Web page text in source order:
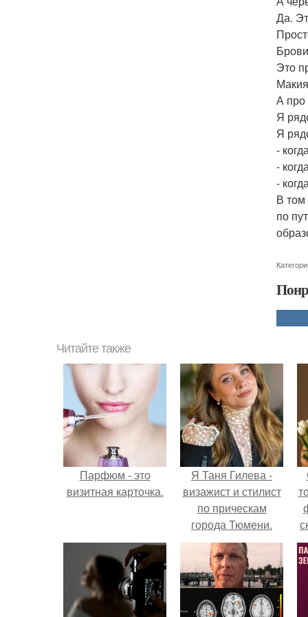
Да.
Это
А про
Я
Я
-
-
-
В том
по
Читайте также
Парфюм - это
визитная карточка.
Я Таня Гилева -
визажист и стилист
по прическам
города Тюмени.